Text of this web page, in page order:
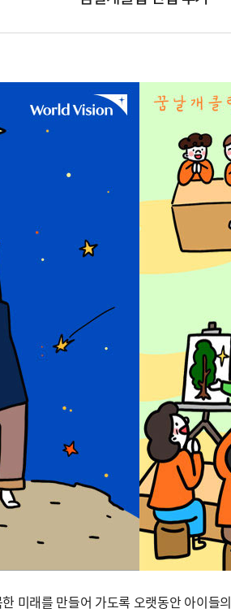
미래를 만들어 가도록 오랫동안 아이들